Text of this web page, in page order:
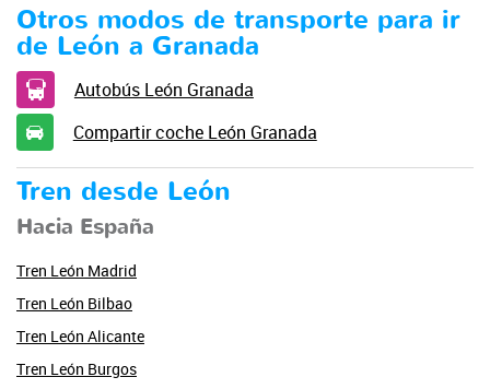
Otros modos de transporte para ir
de León a Granada
Autobús León Granada
Compartir coche León Granada
Tren desde León
Hacia España
Tren León Madrid
Tren León Bilbao
Tren León Alicante
Tren León Burgos